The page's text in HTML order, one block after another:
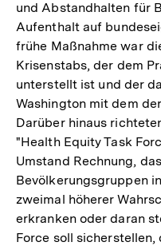
und Abstandhalten für
Aufenthalt auf
frühe Maßnahme war
Krisenstabs, der dem
unterstellt ist und der
Washington mit dem
Darüber hinaus
"Health Equity Task
Umstand Rechnung,
Bevölkerungsgruppen
zweimal höherer
erkranken oder daran
Force soll